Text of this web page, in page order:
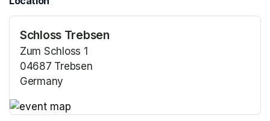
Schloss Trebsen
Zum Schloss 1
04687 Trebsen
Germany